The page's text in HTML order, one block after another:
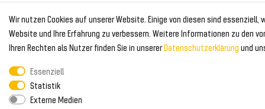
Wir nutzen Cookies auf unserer Website. Einige von diesen sind essenziell,
Website und Ihre Erfahrung zu verbessern. Weitere Informationen zu den
Ihren Rechten als Nutzer finden Sie in unsererDaten­schutz­erklärung und
Essenziell
Statistik
Externe Medien